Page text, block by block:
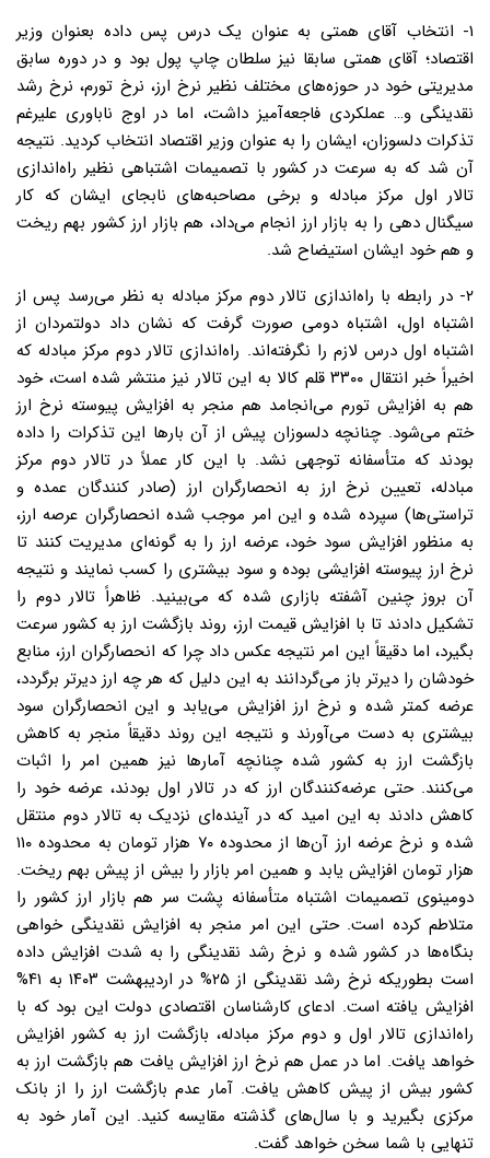
۱- انتخاب آقای همتی به عنوان یک درس پس داده بعنوان وزیر
اقتصاد؛ آقای همتی سابقا نیز سلطان چاپ پول بود و در دوره سابق
مدیریتی خود در حوزه‌های مختلف نظیر نرخ ارز، نرخ تورم، نرخ رشد
نقدینگی و… عملکردی فاجعه‌آمیز داشت، اما در اوج ناباوری علیرغم
تذکرات دلسوزان، ایشان را به عنوان وزیر اقتصاد انتخاب کردید. نتیجه
آن شد که به سرعت در کشور با تصمیمات اشتباهی نظیر راه‌اندازی
تالار اول مرکز مبادله و برخی مصاحبه‌های نابجای ایشان که کار
سیگنال دهی را به بازار ارز انجام می‌داد، هم بازار ارز کشور بهم ریخت
و هم خود ایشان استیضاح شد.
۲- در رابطه با راه‌اندازی تالار دوم مرکز مبادله به نظر می‌رسد پس از
اشتباه اول، اشتباه دومی صورت گرفت که نشان داد دولتمردان از
اشتباه اول درس لازم را نگرفته‌اند. راه‌اندازی تالار دوم مرکز مبادله که
اخیراً خبر انتقال ۳۳۰۰ قلم کالا به این تالار نیز منتشر شده است، خود
هم به افزایش تورم می‌انجامد هم منجر به افزایش پیوسته نرخ ارز
ختم می‌شود. چنانچه دلسوزان پیش از آن بارها این تذکرات را داده
بودند که متأسفانه توجهی نشد. با این کار عملاً در تالار دوم مرکز
مبادله، تعیین نرخ ارز به انحصارگران ارز (صادر کنندگان عمده و
تراستی‌ها) سپرده شده و این امر موجب شده انحصارگران عرصه ارز،
به منظور افزایش سود خود، عرضه ارز را به گونه‌ای مدیریت کنند تا
نرخ ارز پیوسته افزایشی بوده و سود بیشتری را کسب نمایند و نتیجه
آن بروز چنین آشفته بازاری شده که می‌بینید. ظاهراً تالار دوم را
تشکیل دادند تا با افزایش قیمت ارز، روند بازگشت ارز به کشور سرعت
بگیرد، اما دقیقاً این امر نتیجه عکس داد چرا که انحصارگران ارز، منابع
خودشان را دیرتر باز می‌گردانند به این دلیل که هر چه ارز دیرتر برگردد،
عرضه کمتر شده و نرخ ارز افزایش می‌یابد و این انحصارگران سود
بیشتری به دست می‌آورند و نتیجه این روند دقیقاً منجر به کاهش
بازگشت ارز به کشور شده چنانچه آمارها نیز همین امر را اثبات
می‌کنند. حتی عرضه‌کنندگان ارز که در تالار اول بودند، عرضه خود را
کاهش دادند به این امید که در آینده‌ای نزدیک به تالار دوم منتقل
شده و نرخ عرضه ارز آن‌ها از محدوده ۷۰ هزار تومان به محدوده ۱۱۰
هزار تومان افزایش یابد و همین امر بازار را بیش از پیش بهم ریخت.
دومینوی تصمیمات اشتباه متأسفانه پشت سر هم بازار ارز کشور را
متلاطم کرده است. حتی این امر منجر به افزایش نقدینگی خواهی
بنگاه‌ها در کشور شده و نرخ رشد نقدینگی را به شدت افزایش داده
است بطوریکه نرخ رشد نقدینگی از ۲۵% در اردیبهشت ۱۴۰۳ به ۴۱%
افزایش یافته است. ادعای کارشناسان اقتصادی دولت این بود که با
راه‌اندازی تالار اول و دوم مرکز مبادله، بازگشت ارز به کشور افزایش
خواهد یافت. اما در عمل هم نرخ ارز افزایش یافت هم بازگشت ارز به
کشور بیش از پیش کاهش یافت. آمار عدم بازگشت ارز را از بانک
مرکزی بگیرید و با سال‌های گذشته مقایسه کنید. این آمار خود به
تنهایی با شما سخن خواهد گفت.